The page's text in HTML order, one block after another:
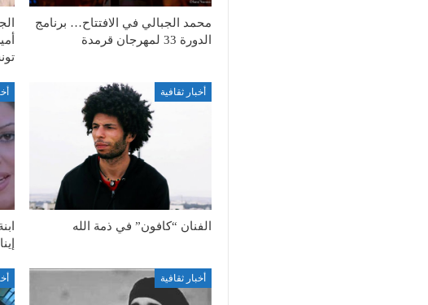
محمد الجبالي في الافتتاح… برنامج
الدورة 33 لمهرجان قرمدة
أخبار ثقافية
الفنان “كافون” في ذمة الله
أخبار ثقافية